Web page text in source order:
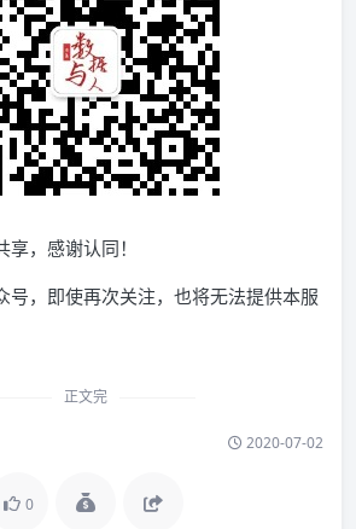
，感谢认同！
号，即使再次关注，也将无法提供本服
正文完
2020-07-02
0